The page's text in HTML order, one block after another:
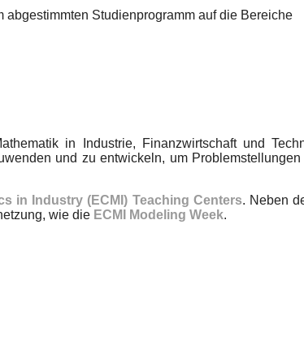
Studienprogramm auf die Bereiche
in Industrie, Finanzwirtschaft und
und zu entwickeln, um
in Industry (ECMI) Teaching Centers. Neben
wie die ECMI Modeling Week.